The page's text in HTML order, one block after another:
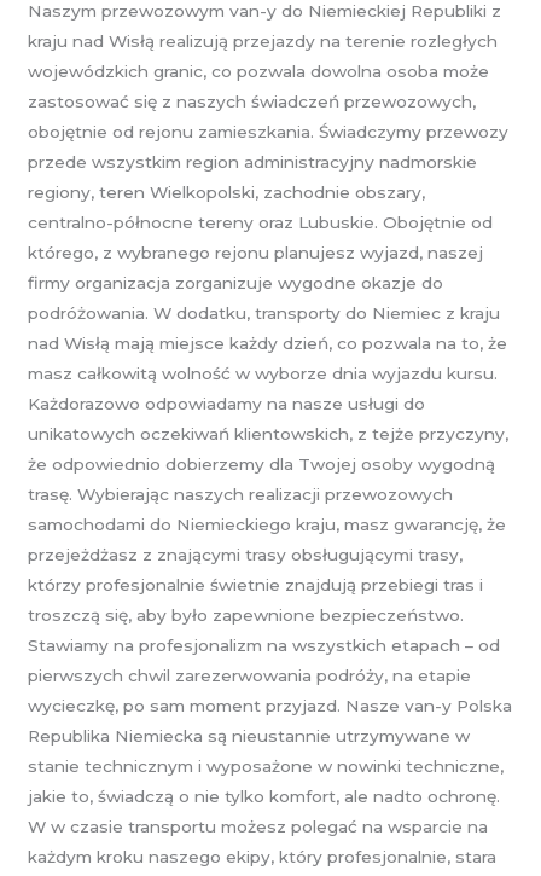
Naszym przewozowym van-y do Niemieckiej Republiki z
kraju nad Wisłą realizują przejazdy na terenie rozległych
wojewódzkich granic, co pozwala dowolna osoba może
zastosować się z naszych świadczeń przewozowych,
obojętnie od rejonu zamieszkania. Świadczymy przewozy
przede wszystkim region administracyjny nadmorskie
regiony, teren Wielkopolski, zachodnie obszary,
centralno-północne tereny oraz Lubuskie. Obojętnie od
którego, z wybranego rejonu planujesz wyjazd, naszej
firmy organizacja zorganizuje wygodne okazje do
podróżowania. W dodatku, transporty do Niemiec z kraju
nad Wisłą mają miejsce każdy dzień, co pozwala na to, że
masz całkowitą wolność w wyborze dnia wyjazdu kursu.
Każdorazowo odpowiadamy na nasze usługi do
unikatowych oczekiwań klientowskich, z tejże przyczyny,
że odpowiednio dobierzemy dla Twojej osoby wygodną
trasę. Wybierając naszych realizacji przewozowych
samochodami do Niemieckiego kraju, masz gwarancję, że
przejeżdżasz z znającymi trasy obsługującymi trasy,
którzy profesjonalnie świetnie znajdują przebiegi tras i
troszczą się, aby było zapewnione bezpieczeństwo.
Stawiamy na profesjonalizm na wszystkich etapach – od
pierwszych chwil zarezerwowania podróży, na etapie
wycieczkę, po sam moment przyjazd. Nasze van-y Polska
Republika Niemiecka są nieustannie utrzymywane w
stanie technicznym i wyposażone w nowinki techniczne,
jakie to, świadczą o nie tylko komfort, ale nadto ochronę.
W w czasie transportu możesz polegać na wsparcie na
każdym kroku naszego ekipy, który profesjonalnie, stara